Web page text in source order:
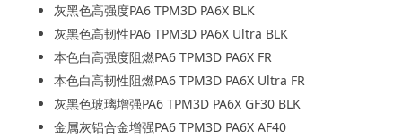
灰黑色高强度PA6 TPM3D PA6X BLK
灰黑色高韧性PA6 TPM3D PA6X Ultra BLK
本色白高强度阻燃PA6 TPM3D PA6X FR
本色白高韧性阻燃PA6 TPM3D PA6X Ultra FR
灰黑色玻璃增强PA6 TPM3D PA6X GF30 BLK
金属灰铝合金增强PA6 TPM3D PA6X AF40